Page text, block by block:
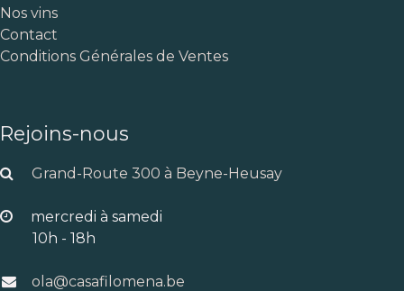
Nos vins
Contact
Conditions Générales de Ventes
Rejoins-nous
Grand-Route 300 à Beyne-Heusay
mercredi à samedi
10h - 18h
ola@casafilomena.be